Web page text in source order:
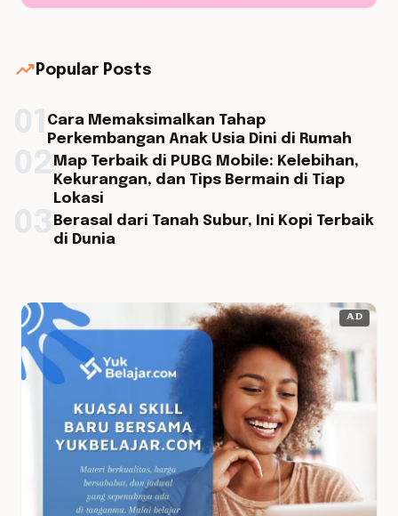
trending_up Popular Posts
Cara Memaksimalkan Tahap
Perkembangan Anak Usia Dini di Rumah
Map Terbaik di PUBG Mobile: Kelebihan,
Kekurangan, dan Tips Bermain di Tiap
Lokasi
Berasal dari Tanah Subur, Ini Kopi Terbaik
di Dunia
AD